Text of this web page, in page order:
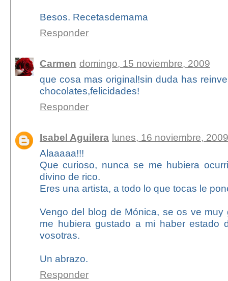
Besos. Recetasdemama
Responder
Carmen domingo, 15 noviembre, 2009
que cosa mas original!sin duda has
chocolates,felicidades!
Responder
Isabel Aguilera lunes, 16 noviembre, 2009
Alaaaaa!!!
Que curioso, nunca se me hubiera
divino de rico.
Eres una artista, a todo lo que tocas le
Vengo del blog de Mónica, se os ve
me hubiera gustado a mi haber estado
vosotras.
Un abrazo.
Responder